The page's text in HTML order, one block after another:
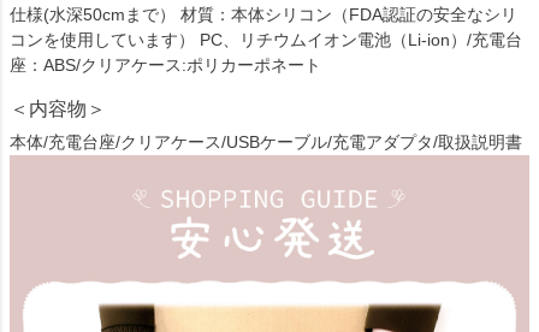
仕様(水深50cmまで） 材質：本体シリコン（FDA認証の安全なシリ
コンを使用しています） PC、リチウムイオン電池（Li-ion）/充電台
座：ABS/クリアケース:ポリカーポネート
＜内容物＞
本体/充電台座/クリアケース/USBケーブル/充電アダプタ/取扱説明書